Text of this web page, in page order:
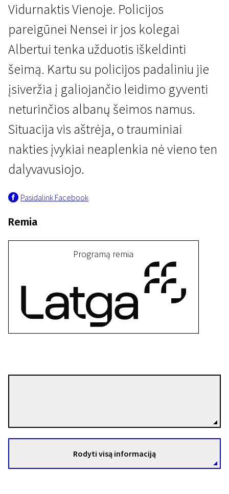
II programa
Nematoma riba
27 min. | Drama | N/A
Vidurnaktis Vienoje. Policijos
pareigūnei Nensei ir jos kolegai
Albertui tenka užduotis iškeldinti
šeimą. Kartu su policijos padaliniu jie
įsiveržia į galiojančio leidimo gyventi
neturinčios albanų šeimos namus.
Situacija vis aštrėja, o trauminiai
nakties įvykiai neaplenkia nė vieno ten
dalyvavusiojo.
Pasidalink Facebook
Remia
Programą remia
Rodyti visą informaciją